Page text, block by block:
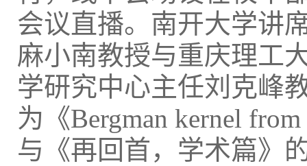
会议直播。南开大学讲
麻小南教授与重庆理工
学研究中心主任刘克峰
为《Bergman kernel
与《再回首，学术篇》